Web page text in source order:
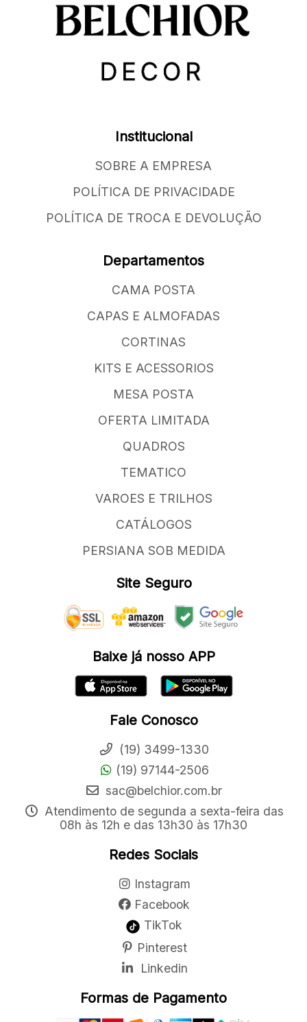
Institucional
SOBRE A EMPRESA
POLÍTICA DE PRIVACIDADE
POLÍTICA DE TROCA E DEVOLUÇÃO
Departamentos
CAMA POSTA
CAPAS E ALMOFADAS
CORTINAS
KITS E ACESSORIOS
MESA POSTA
OFERTA LIMITADA
QUADROS
TEMATICO
VAROES E TRILHOS
CATÁLOGOS
PERSIANA SOB MEDIDA
Site Seguro
Baixe já nosso APP
Fale Conosco
(19) 3499-1330
(19) 97144-2506
sac@belchior.com.br
Atendimento de segunda a sexta-feira das
08h às 12h e das 13h30 às 17h30
Redes Sociais
Instagram
Facebook
TikTok
Pinterest
Linkedin
Formas de Pagamento